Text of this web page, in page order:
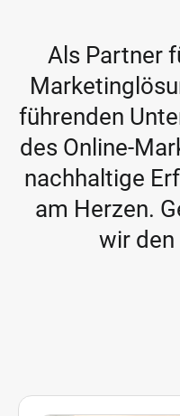
Als Partner
führenden
des Online-
nachhaltige
am Herzen.
wir